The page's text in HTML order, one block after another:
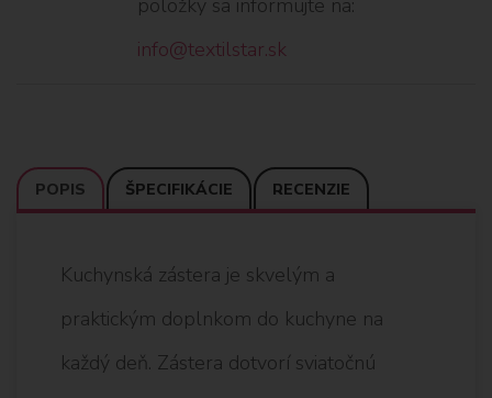
info@textilstar.sk
POPIS ŠPECIFIKÁCIE RECENZIE
Kuchynská zástera je skvelým a
praktickým doplnkom do kuchyne na
každý deň. Zástera dotvorí sviatočnú